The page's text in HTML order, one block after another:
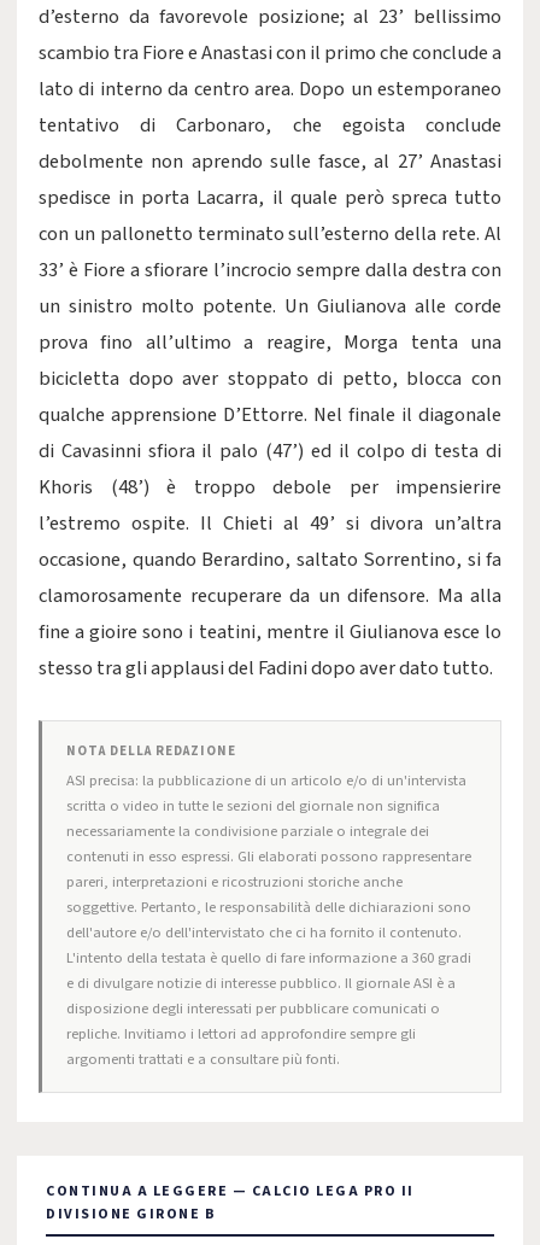
d’esterno da favorevole posizione; al 23’ bellissimo
scambio tra Fiore e Anastasi con il primo che conclude a
lato di interno da centro area. Dopo un estemporaneo
tentativo di Carbonaro, che egoista conclude
debolmente non aprendo sulle fasce, al 27’ Anastasi
spedisce in porta Lacarra, il quale però spreca tutto
con un pallonetto terminato sull’esterno della rete. Al
33’ è Fiore a sfiorare l’incrocio sempre dalla destra con
un sinistro molto potente. Un Giulianova alle corde
prova fino all’ultimo a reagire, Morga tenta una
bicicletta dopo aver stoppato di petto, blocca con
qualche apprensione D’Ettorre. Nel finale il diagonale
di Cavasinni sfiora il palo (47’) ed il colpo di testa di
Khoris (48’) è troppo debole per impensierire
l’estremo ospite. Il Chieti al 49’ si divora un’altra
occasione, quando Berardino, saltato Sorrentino, si fa
clamorosamente recuperare da un difensore. Ma alla
fine a gioire sono i teatini, mentre il Giulianova esce lo
stesso tra gli applausi del Fadini dopo aver dato tutto.
NOTA DELLA REDAZIONE
ASI precisa: la pubblicazione di un articolo e/o di un'intervista
scritta o video in tutte le sezioni del giornale non significa
necessariamente la condivisione parziale o integrale dei
contenuti in esso espressi. Gli elaborati possono rappresentare
pareri, interpretazioni e ricostruzioni storiche anche
soggettive. Pertanto, le responsabilità delle dichiarazioni sono
dell'autore e/o dell'intervistato che ci ha fornito il contenuto.
L'intento della testata è quello di fare informazione a 360 gradi
e di divulgare notizie di interesse pubblico. Il giornale ASI è a
disposizione degli interessati per pubblicare comunicati o
repliche. Invitiamo i lettori ad approfondire sempre gli
argomenti trattati e a consultare più fonti.
CONTINUA A LEGGERE — CALCIO LEGA PRO II
DIVISIONE GIRONE B